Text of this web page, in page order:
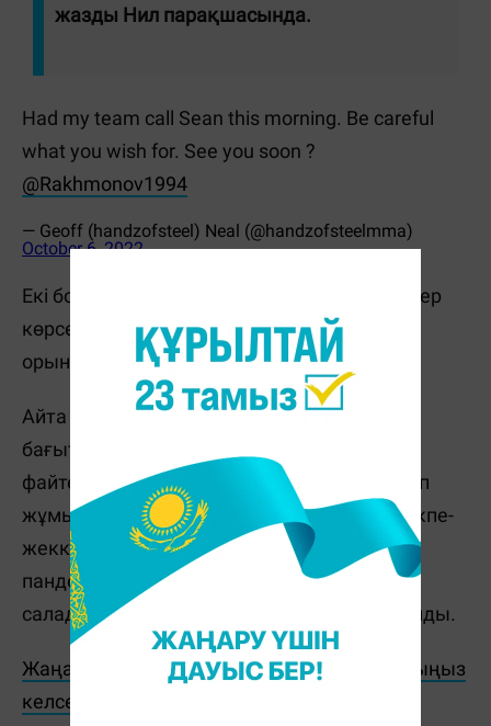
жазды Нил парақшасында.
Had my team call Sean this morning. Be careful
what you wish for. See you soon ?
@Rakhmonov1994
— Geoff (handzofsteel) Neal (@handzofsteelmma)
October 6, 2022
Екі боксшы да жартылай орта салмақта өнер
көрсетеді. Нил бұл дивизионда алтыншы
орында, ал Рахмонов оныншы орында.
Айта кетейік, Нилдің "даяшы және бармен"
бағыты бойынша білімі бар. Он жыл бойы
файтер мекемелердің бірінде даяшы болып
жұмыс істеді және бұл UFC-дегі бесінші жекпе-
жекке дейін жалғасты. 2020 жылы жазда,
пандемия кезінде Джефф қайтадан бұл
саладағы жұмысына оралды деп хабарланды.
Жаңалықтарды бәрінен бұрын біліп отырғыңыз
келсе, Telegram-арнамызға жазылыңыз!